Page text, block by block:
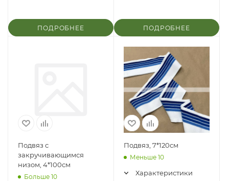
ПОДРОБНЕЕ ПОДРОБНЕЕ
Подвяз с
закручивающимся
низом, 4*100см
Больше 10
Подвяз, 7*120см
Меньше 10
Характеристики